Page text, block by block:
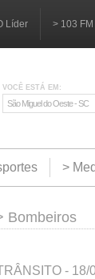
Líder > 103 FM
VOCÊ ESTÁ EM:
São Miguel do Oeste - SC
>
Bombeiros
- 18/